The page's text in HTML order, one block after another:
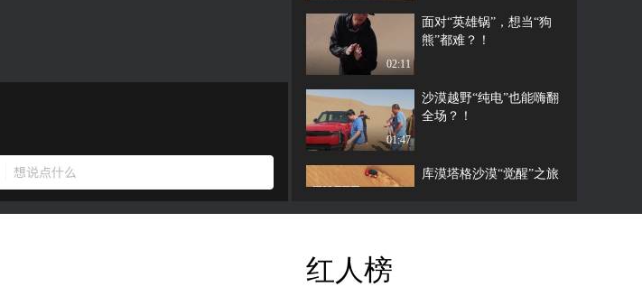
02:11
面对“英雄锅”，想当“狗
熊”都难？！
01:47
沙漠越野“纯电”也能嗨翻
全场？！
02:26
库漠塔格沙漠“觉醒”之旅
红人榜